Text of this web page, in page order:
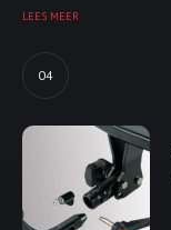
LEES MEER
04